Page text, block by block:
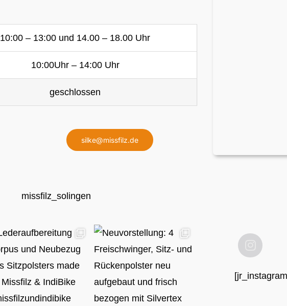
10:00 – 13:00 und 14.00 – 18.00 Uhr
10:00Uhr – 14:00 Uhr
geschlossen
silke@missfilz.de
missfilz_solingen